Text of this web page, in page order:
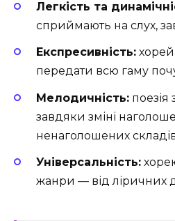
Легкість та
сприймають на слух,
Експресивність:
передати всю гаму
Мелодичність: поезія
завдяки зміні
ненаголошених
Універсальність:
жанри — від ліричних